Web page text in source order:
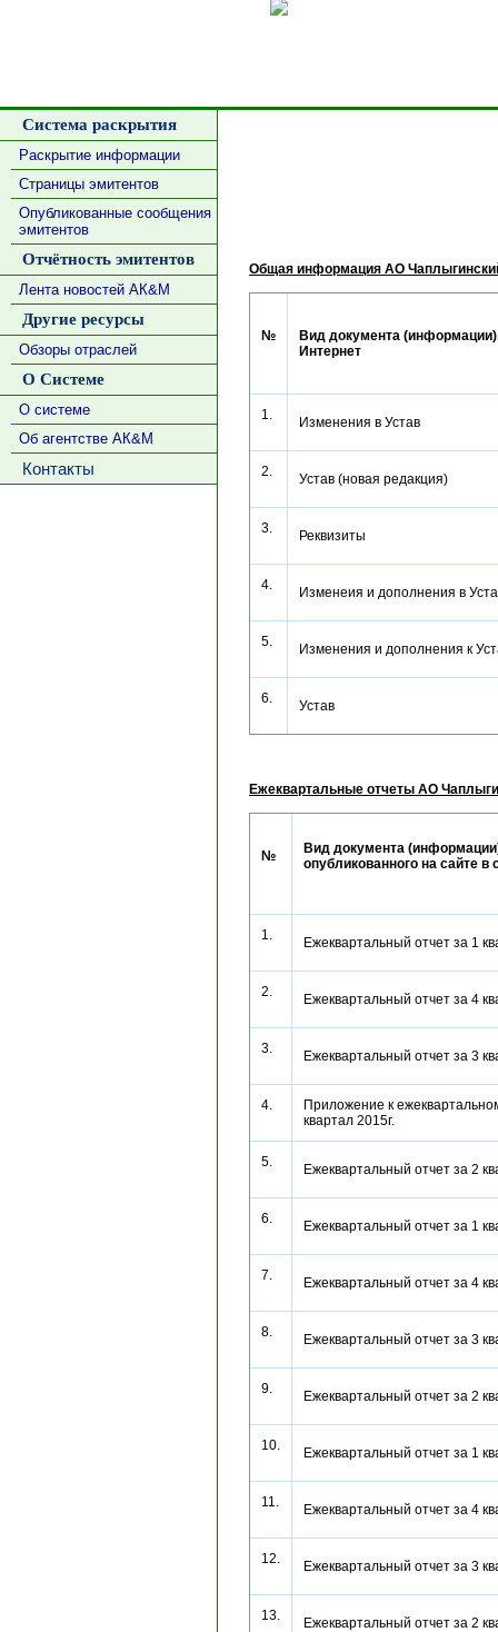
Система раскрытия
Раскрытие информации
Страницы эмитентов
Опубликованные сообщения
эмитентов
Отчётность эмитентов
Лента новостей АК&М
Другие ресурсы
Обзоры отраслей
О Системе
О системе
Об агентстве АК&М
Контакты
Общая информация АО
№
Вид документа
Интернет
1. Изменения в Устав
2. Устав (новая редакция)
3. Реквизиты
4. Изменеия и дополнения в
5. Изменения и дополнения к
6. Устав
Ежеквартальные отчеты АО
№
Вид документа
опубликованного на сайте в
1. Ежеквартальный отчет за 1
2. Ежеквартальный отчет за 4
3. Ежеквартальный отчет за 3
4.
Приложение к
квартал 2015г.
5. Ежеквартальный отчет за 2
6. Ежеквартальный отчет за 1
7. Ежеквартальный отчет за 4
8. Ежеквартальный отчет за 3
9. Ежеквартальный отчет за 2
10. Ежеквартальный отчет за 1
11. Ежеквартальный отчет за 4
12. Ежеквартальный отчет за 3
13. Ежеквартальный отчет за 2